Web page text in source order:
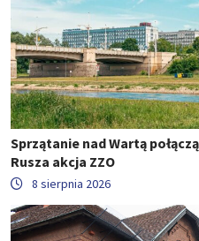
Sprzątanie nad Wartą
Rusza akcja ZZO
8 sierpnia 2026